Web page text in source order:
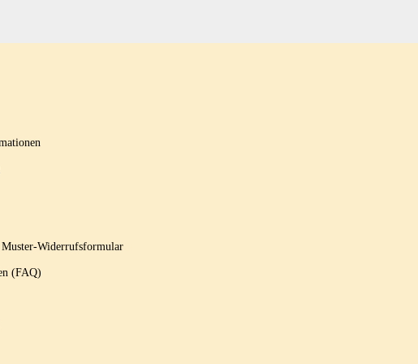
Widerrufsformular
(FAQ)